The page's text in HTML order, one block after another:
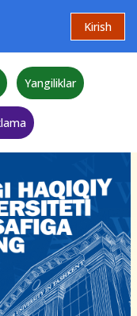
Kirish
Yangiliklar